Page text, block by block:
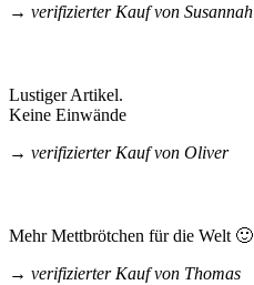
→ verifizierter Kauf von Susannah
Lustiger Artikel.
Keine Einwände
→ verifizierter Kaufvon Oliver
Mehr Mettbrötchen für die Welt 🙂
→ verifizierter Kaufvon Thomas